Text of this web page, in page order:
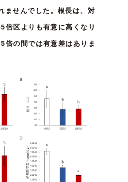
ませんでした。根長は、対
倍区よりも有意に高くなり
倍の間では有意差はありま